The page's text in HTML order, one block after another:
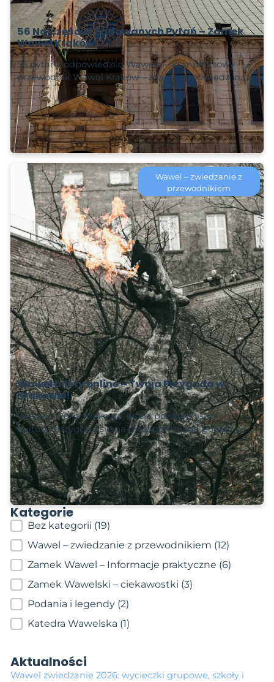
56 Najczęściej Zadawanych Pytań – Zamek
Wawel Kraków
56 pytań i odpowiedzi o Wawelu – kompleksowy
przewodnik Wawel Kraków – znajdź odpowiedzi na…
Czytaj więcej
2025-02-07
Wawel – zwiedzanie z
przewodnikiem
Wawel bilety online – Twoja Przygoda w
Krakowie!
Wawel – Perła Krakowa, ikona polskiej historii i
kultury. Przygotuj się na niezapomnianą podróż w…
Czytaj więcej
2024-12-01
Kategorie
Kategorie wpisów
Bez kategorii (19)
Wawel – zwiedzanie z przewodnikiem (12)
Zamek Wawel – Informacje praktyczne (6)
Zamek Wawelski – ciekawostki (3)
Podania i legendy (2)
Katedra Wawelska (1)
Aktualności
Wawel zwiedzanie 2026: wycieczki grupowe, szkoły i